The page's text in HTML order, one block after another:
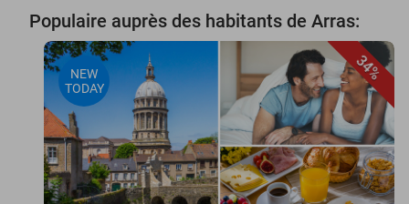
Populaire auprès des habitants de Arras:
34%
NEW
TODAY